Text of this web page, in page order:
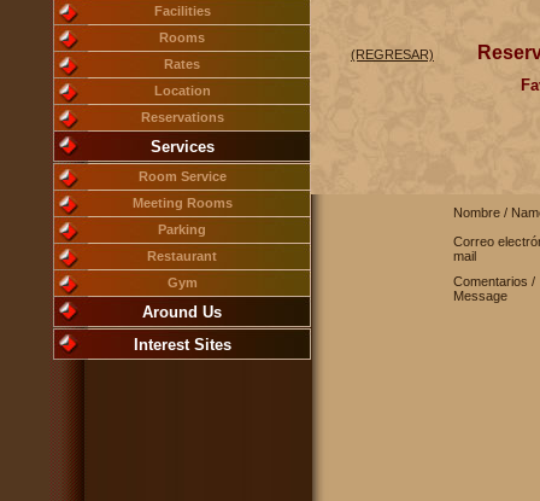
(REGRESAR)
Nombre /
Correo
mail
Comentarios /
Message
Facilities
Rooms
Rates
Location
Reservations
Services
Room Service
Meeting Rooms
Parking
Restaurant
Gym
Around Us
Interest Sites